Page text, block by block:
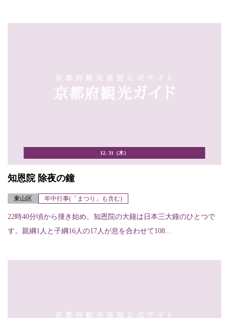
12. 31（木）
知恩院 除夜の鐘
東山区 年中行事(「まつり」も含む)
22時40分頃から撞き始め。知恩院の大鐘は日本三大鐘のひとつで
す。親綱1人と子綱16人の17人が息を合わせて108...